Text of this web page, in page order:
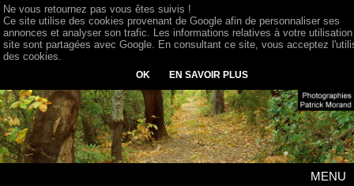
MENU
Ne vous retournez pas vous êtes suivis !
Ce site utilise des cookies provenant de Google afin de personnaliser ses
annonces et analyser son trafic. Les informations relatives à votre
site sont partagées avec Google. En consultant ce site, vous acceptez
des cookies.
OK EN SAVOIR PLUS